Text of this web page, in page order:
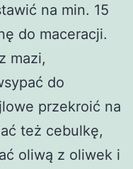
na min. 15
do maceracji.
mazi,
do
przekroić na
też cebulkę,
oliwą z oliwek i